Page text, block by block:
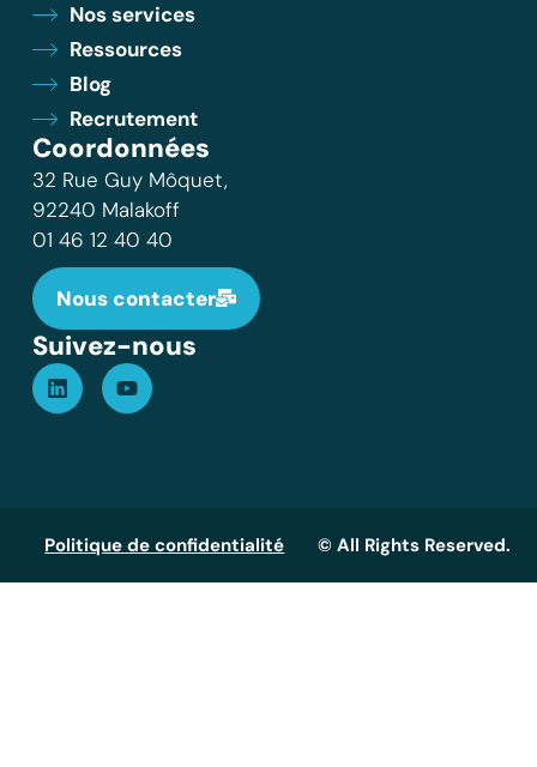
Nos services
Ressources
Blog
Recrutement
Coordonnées
32 Rue Guy Môquet,
92240 Malakoff
01 46 12 40 40
Nous contacter
Suivez-nous
Politique de confidentialité © All Rights Reserved.